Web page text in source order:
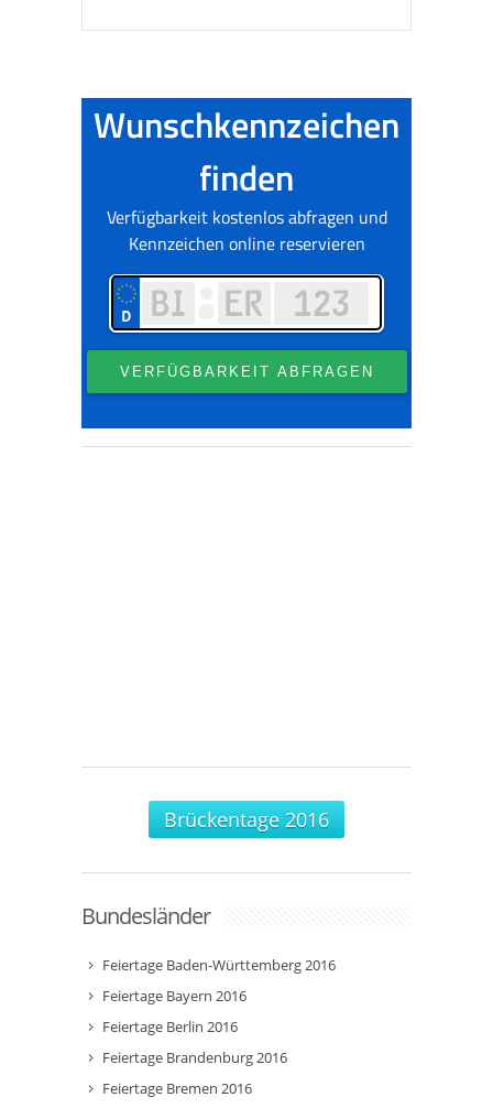
Brückentage 2016
Bundesländer
Feiertage Baden-Württemberg 2016
Feiertage Bayern 2016
Feiertage Berlin 2016
Feiertage Brandenburg 2016
Feiertage Bremen 2016